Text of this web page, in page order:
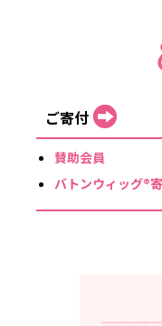
ご寄付
賛助会員
バトンウィッグ®